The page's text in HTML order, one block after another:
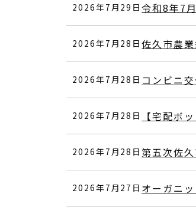
2026年7月29日令和8年7
2026年7月28日佐久市農
2026年7月28日 コンビニ
2026年7月28日 【宅配ボ
2026年7月28日第五次佐
2026年7月27日 オーガニ